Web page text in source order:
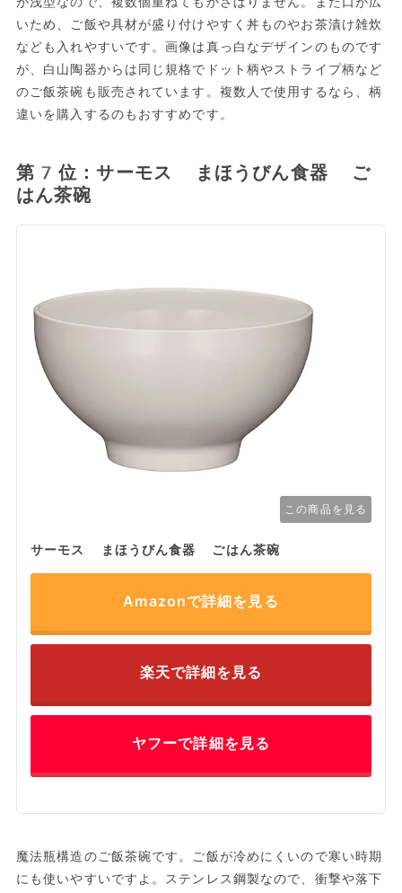
いため、ご飯や具材が盛り付けやすく丼ものやお茶漬け雑炊
なども入れやすいです。画像は真っ白なデザインのものです
が、白山陶器からは同じ規格でドット柄やストライプ柄など
のご飯茶碗も販売されています。複数人で使用するなら、柄
違いを購入するのもおすすめです。
第7位：サーモス まほうびん食器 ご
はん茶碗
この商品を見る
サーモス まほうびん食器 ごはん茶碗
Amazonで詳細を見る
楽天で詳細を見る
ヤフーで詳細を見る
魔法瓶構造のご飯茶碗です。ご飯が冷めにくいので寒い時期
にも使いやすいですよ。ステンレス鋼製なので、衝撃や落下